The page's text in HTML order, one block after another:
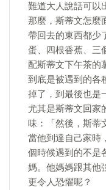
難道大人說話可以
那麼，斯蒂文怎麼
帶回去的東西都少
蛋、四根香蕉、三
配斯蒂文下午茶的
到底是被遇到的各
掉了，到最後也是
尤其是斯蒂文回家
味：「然後，斯蒂
當他到達自己家時
個時候遇到的不是
媽。他媽媽跟其他
更令人恐懼呢？